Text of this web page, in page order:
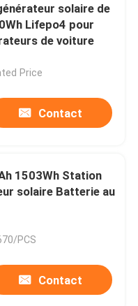
solaire de
Lifepo4 pour
de voiture
Price
Contact
1503Wh Station
solaire Batterie au
PCS
Contact